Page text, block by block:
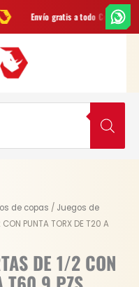
gratis a todo Colombia desde
de copas / Juegos de
PUNTA TORX DE T20 A
DE 1/2 CON